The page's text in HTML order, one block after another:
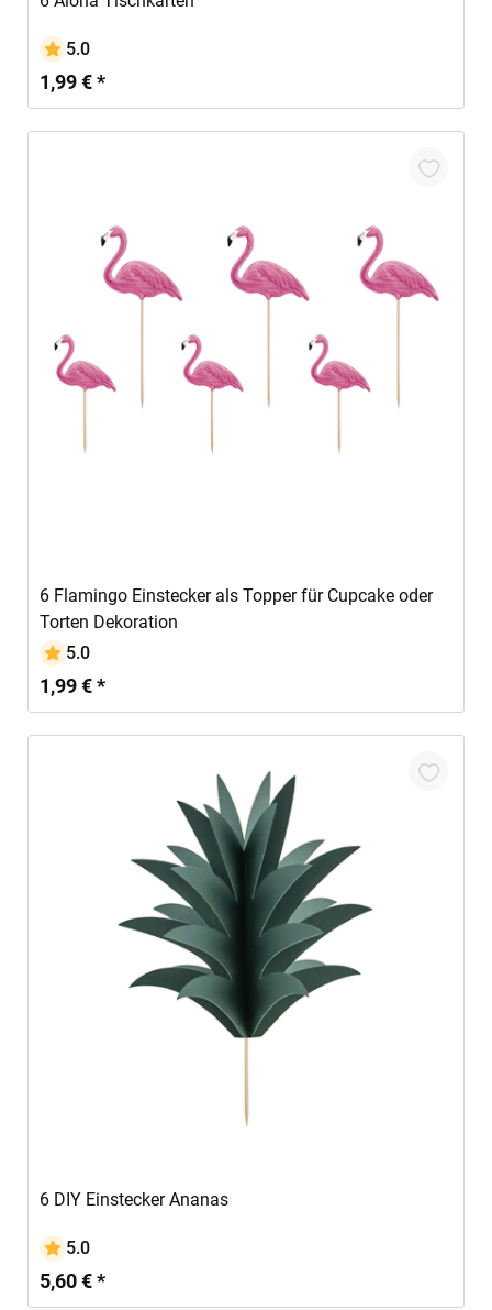
5.0
1,99 € *
6 Flamingo Einstecker als Topper für Cupcake oder
Torten Dekoration
5.0
1,99 € *
6 DIY Einstecker Ananas
5.0
5,60 € *